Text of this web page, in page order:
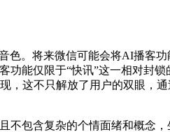
将来微信可能会将AI播客功
能仅限于“快讯”这一相对封
这不只解放了用户的双眼，
包含复杂的个情面绪和概念